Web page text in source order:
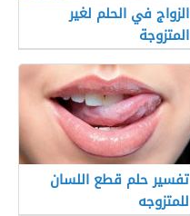
الزواج في الحلم لغير
المتزوجة
تفسير حلم قطع اللسان
للمتزوجه